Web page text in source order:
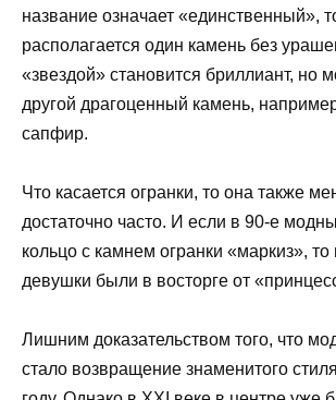
название означает «единственный»,
располагается один камень без
«звездой» становится бриллиант, но
другой драгоценный камень,
сапфир.
Что касается огранки, то она также
достаточно часто. И если в 90-е
кольцо с камнем огранки «маркиз»,
девушки были в восторге от
Лишним доказательством того, что
стало возвращение знаменитого